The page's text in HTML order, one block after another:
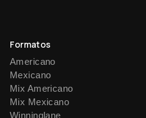
Formatos
Americano
Mexicano
Mix Americano
Mix Mexicano
Winninglane